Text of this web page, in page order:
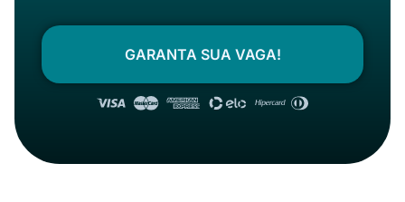
GARANTA SUA VAGA!